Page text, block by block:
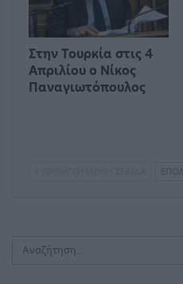
Στην Τουρκία στις 4
Απριλίου ο Νίκος
Παναγιωτόπουλος